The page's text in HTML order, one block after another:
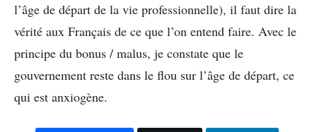
l’âge de départ de la vie professionnelle), il faut dire la
vérité aux Français de ce que l’on entend faire. Avec le
principe du bonus / malus, je constate que le
gouvernement reste dans le flou sur l’âge de départ, ce
qui est anxiogène.